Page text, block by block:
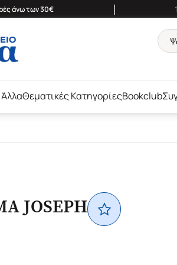
άνω των 30€ |
ΆλλαΘεματικές ΚατηγορίεςBookclub
JOSEPH